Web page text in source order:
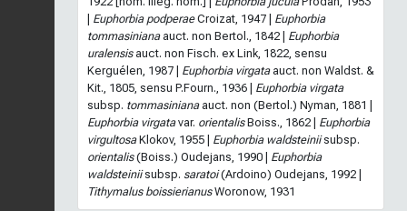
| Euphorbia podperaeCroizat, 1947 | Euphorbia
tommasinianaauct. non Bertol., 1842 | Euphorbia
uralensisauct. non Fisch. ex Link, 1822, sensu
Kerguélen, 1987 | Euphorbia virgataauct. non Waldst. &
Kit., 1805, sensu P.Fourn., 1936 | Euphorbia virgata
subsp. tommasinianaauct. non (Bertol.) Nyman, 1881 |
Euphorbia virgatavar. orientalisBoiss., 1862 | Euphorbia
virgultosaKlokov, 1955 | Euphorbia waldsteiniisubsp.
orientalis(Boiss.) Oudejans, 1990 | Euphorbia
waldsteiniisubsp. saratoi(Ardoino) Oudejans, 1992 |
Tithymalus boissierianusWoronow, 1931